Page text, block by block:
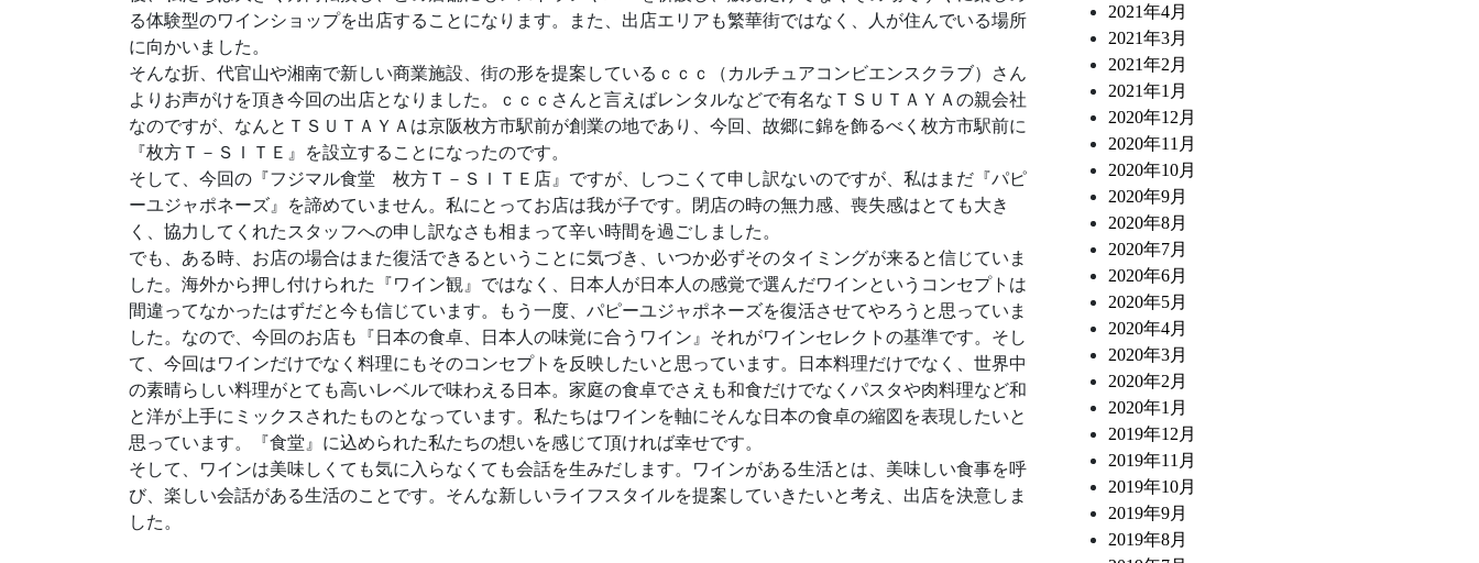
る体験型のワインショップを出店することになります。また、出店エリアも繁華街ではなく、人が住んでいる場所
に向かいました。
そんな折、代官山や湘南で新しい商業施設、街の形を提案しているｃｃｃ（カルチュアコンビエンスクラブ）さん
よりお声がけを頂き今回の出店となりました。ｃｃｃさんと言えばレンタルなどで有名なＴＳＵＴＡＹＡの親会社
なのですが、なんとＴＳＵＴＡＹＡは京阪枚方市駅前が創業の地であり、今回、故郷に錦を飾るべく枚方市駅前に
『枚方Ｔ－ＳＩＴＥ』を設立することになったのです。
そして、今回の『フジマル食堂 枚方Ｔ－ＳＩＴＥ店』ですが、しつこくて申し訳ないのですが、私はまだ『パピ
ーユジャポネーズ』を諦めていません。私にとってお店は我が子です。閉店の時の無力感、喪失感はとても大き
く、協力してくれたスタッフへの申し訳なさも相まって辛い時間を過ごしました。
でも、ある時、お店の場合はまた復活できるということに気づき、いつか必ずそのタイミングが来ると信じていま
した。海外から押し付けられた『ワイン観』ではなく、日本人が日本人の感覚で選んだワインというコンセプトは
間違ってなかったはずだと今も信じています。もう一度、パピーユジャポネーズを復活させてやろうと思っていま
した。なので、今回のお店も『日本の食卓、日本人の味覚に合うワイン』それがワインセレクトの基準です。そし
て、今回はワインだけでなく料理にもそのコンセプトを反映したいと思っています。日本料理だけでなく、世界中
の素晴らしい料理がとても高いレベルで味わえる日本。家庭の食卓でさえも和食だけでなくパスタや肉料理など和
と洋が上手にミックスされたものとなっています。私たちはワインを軸にそんな日本の食卓の縮図を表現したいと
思っています。『食堂』に込められた私たちの想いを感じて頂ければ幸せです。
そして、ワインは美味しくても気に入らなくても会話を生みだします。ワインがある生活とは、美味しい食事を呼
び、楽しい会話がある生活のことです。そんな新しいライフスタイルを提案していきたいと考え、出店を決意しま
した。
2021年4月
2021年3月
2021年2月
2021年1月
2020年12月
2020年11月
2020年10月
2020年9月
2020年8月
2020年7月
2020年6月
2020年5月
2020年4月
2020年3月
2020年2月
2020年1月
2019年12月
2019年11月
2019年10月
2019年9月
2019年8月